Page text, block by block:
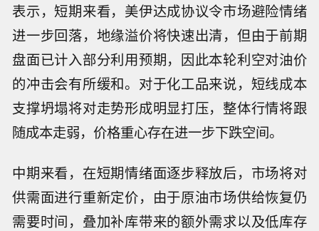
表示，短期来看，美伊达成协议令市场避险情绪
进一步回落，地缘溢价将快速出清，但由于前期
盘面已计入部分利用预期，因此本轮利空对油价
的冲击会有所缓和。对于化工品来说，短线成本
支撑坍塌将对走势形成明显打压，整体行情将跟
随成本走弱，价格重心存在进一步下跌空间。
中期来看，在短期情绪面逐步释放后，市场将对
供需面进行重新定价，由于原油市场供给恢复仍
需要时间，叠加补库带来的额外需求以及低库存